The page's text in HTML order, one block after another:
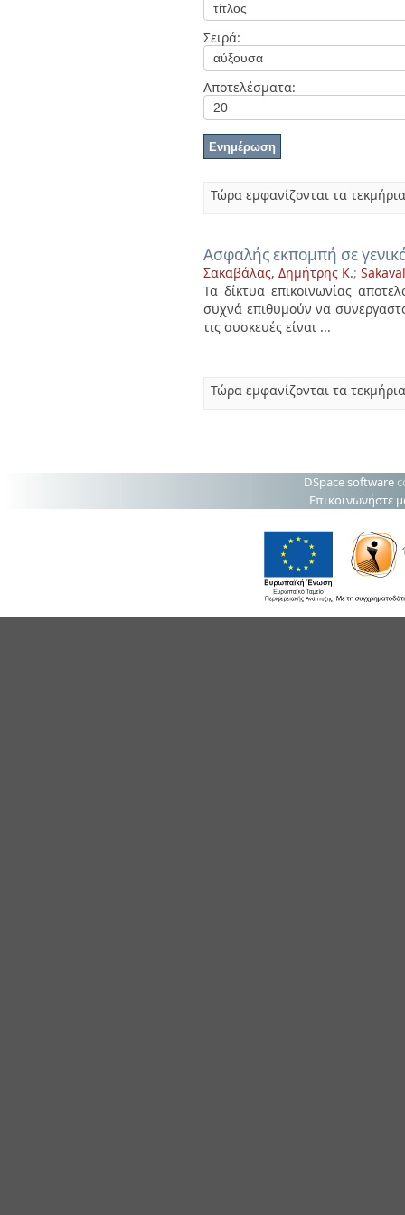
Σειρά:
Αποτελέσματα:
Τώρα εμφανίζονται τα
Ασφαλής εκπομπή σε
Σακαβάλας, Δημήτρης Κ.;
Τα δίκτυα επικοινωνίας
συχνά επιθυμούν να
τις συσκευές είναι ...
Τώρα εμφανίζονται τα
DSpace software
Επικοινωνήστε